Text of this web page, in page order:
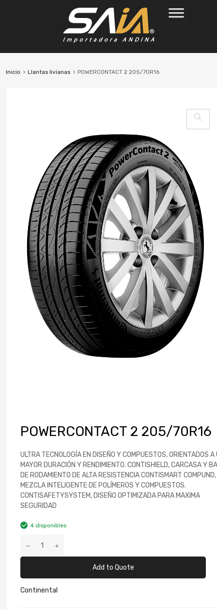
Inicio Llantas livianas POWERCONTACT 2 205/70R16
POWERCONTACT 2 205/70R16
ULTRA TECNOLOGÍA EN DISEÑO Y COMPUESTOS, ORIENTADOS A
MAYOR DURACIÓN Y RENDIMIENTO. CONTISHIELD, CARCASA Y
DE RODAMIENTO DE ALTA RESISTENCIA CONTISMART COMPUND,
MEZCLA INTELIGENTE DE POLÍMEROS Y COMPUESTOS.
CONTISAFETYSYSTEM, DISEÑO OPTIMIZADA PARA MAXIMA
SEGURIDAD
4 disponibles
Add to Quote
Continental